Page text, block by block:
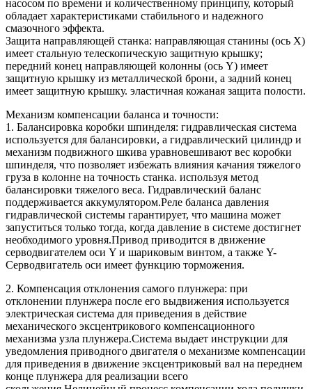
насосом по времени и количественному принципу, который
обладает характеристиками стабильного и надежного
смазочного эффекта.
Защита направляющей станка: направляющая станины (ось X)
имеет стальную телескопическую защитную крышку;
передний конец направляющей колонны (ось Y) имеет
защитную крышку из металлической брони, а задний конец
имеет защитную крышку. эластичная кожаная защита полости.
Механизм компенсации баланса и точности:
1. Балансировка коробки шпинделя: гидравлическая система
используется для балансировки, а гидравлический цилиндр и
механизм подвижного шкива уравновешивают вес коробки
шпинделя, что позволяет избежать влияния качания тяжелого
груза в колонне на точность станка. используя метод
балансировки тяжелого веса. Гидравлический баланс
поддерживается аккумулятором.Реле баланса давления
гидравлической системы гарантирует, что машина может
запуститься только тогда, когда давление в системе достигнет
необходимого уровня.Привод приводится в движение
серводвигателем оси Y и шариковым винтом, а также Y-
Серводвигатель оси имеет функцию торможения.
2. Компенсация отклонения самого плунжера: при
отклонении плунжера после его выдвижения используется
электрическая система для приведения в действие
механического эксцентрикового компенсационного
механизма узла плунжера.Система выдает инструкции для
уведомления приводного двигателя о механизме компенсации
для приведения в движение эксцентриковый вал на переднем
конце плунжера для реализации всего